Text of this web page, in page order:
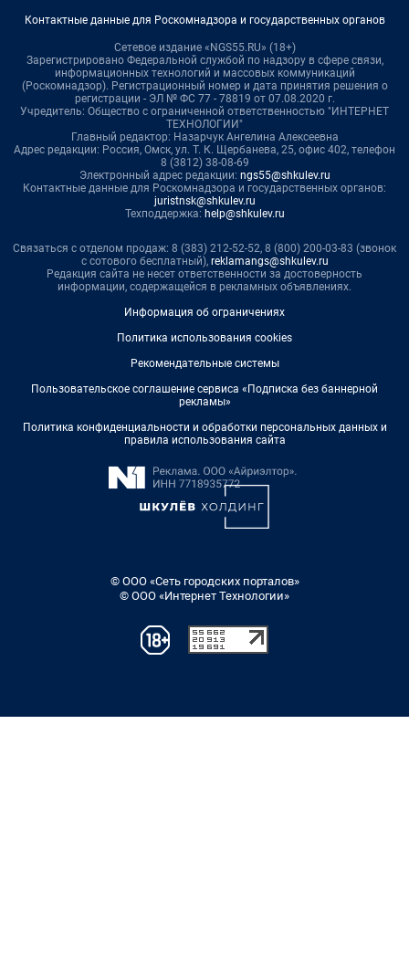
Контактные данные для Роскомнадзора и государственных органов
Сетевое издание «NGS55.RU» (18+)
Зарегистрировано Федеральной службой по надзору в сфере связи,
информационных технологий и массовых коммуникаций
(Роскомнадзор). Регистрационный номер и дата принятия решения о
регистрации - ЭЛ № ФС 77 - 78819 от 07.08.2020 г.
Учредитель: Общество с ограниченной ответственностью "ИНТЕРНЕТ
ТЕХНОЛОГИИ"
Главный редактор: Назарчук Ангелина Алексеевна
Адрес редакции: Россия, Омск, ул. Т. К. Щербанева, 25, офис 402, телефон
8 (3812) 38-08-69
Электронный адрес редакции: ngs55@shkulev.ru
Контактные данные для Роскомнадзора и государственных органов:
juristnsk@shkulev.ru
Техподдержка: help@shkulev.ru
Связаться с отделом продаж: 8 (383) 212-52-52, 8 (800) 200-03-83 (звонок
с сотового бесплатный), reklamangs@shkulev.ru
Редакция сайта не несет ответственности за достоверность
информации, содержащейся в рекламных объявлениях.
Информация об ограничениях
Политика использования cookies
Рекомендательные системы
Пользовательское соглашение сервиса «Подписка без баннерной
рекламы»
Политика конфиденциальности и обработки персональных данных и
правила использования сайта
© ООО «Сеть городских порталов»
© ООО «Интернет Технологии»